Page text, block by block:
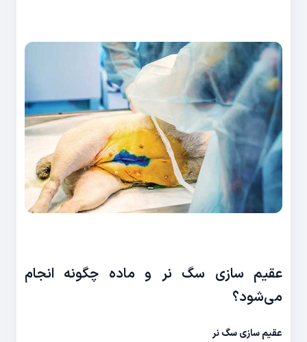
عقیم سازی سگ نر و ماده چگونه انجام
می‌شود؟
عقیم سازی سگ نر